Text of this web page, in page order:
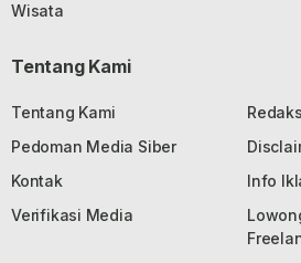
Wisata
Tentang Kami
Tentang Kami
Pedoman Media Siber
Kontak
Info
Verifikasi Media